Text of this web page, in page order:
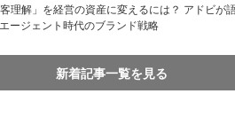
客理解」を経営の資産に変えるには？ アドビが
ージェント時代のブランド戦略
新着記事一覧を見る